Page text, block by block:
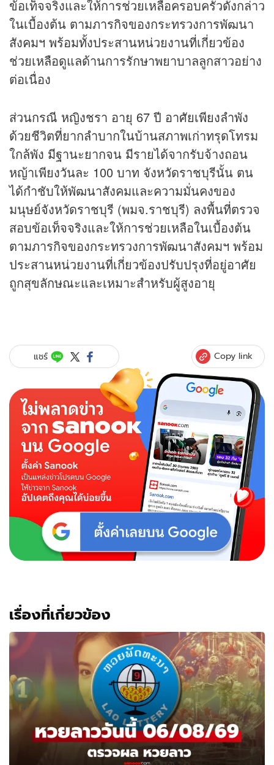
ข้อเท็จจริงและให้การช่วยเหลือครอบครัวดังกล่าว
ในเบื้องต้น ตามภารกิจของกระทรวงการพัฒนา
สังคมฯ พร้อมทั้งประสานหน่วยงานที่เกี่ยวข้อง
ช่วยเหลือดูแลด้านการรักษาพยาบาลลูกสาวอย่าง
ต่อเนื่อง
ส่วนกรณี หญิงชรา อายุ 67 ปี อาศัยเพียงลำพัง
ด้วยชีวิตที่ยากลำบากในบ้านสภาพเก่าทรุดโทรม
ใกล้พัง มีฐานะยากจน มีรายได้จากรับจ้างถอน
หญ้าเพียงวันละ 100 บาท จังหวัดราชบุรีนั้น ตน
ได้กำชับให้พัฒนาสังคมและความมั่นคงของ
มนุษย์จังหวัดราชบุรี (พมจ.ราชบุรี) ลงพื้นที่ตรวจ
สอบข้อเท็จจริงและให้การช่วยเหลือในเบื้องต้น
ตามภารกิจของกระทรวงการพัฒนาสังคมฯ พร้อม
ประสานหน่วยงานที่เกี่ยวข้องปรับปรุงที่อยู่อาศัย
ถูกสุขลักษณะและเหมาะสำหรับผู้สูงอายุ
แชร์ Copy link
เรื่องที่เกี่ยวข้อง